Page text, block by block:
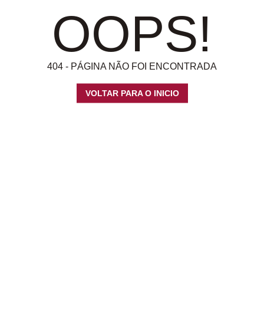
OOPS!
404 - PÁGINA NÃO FOI ENCONTRADA
VOLTAR PARA O INICIO